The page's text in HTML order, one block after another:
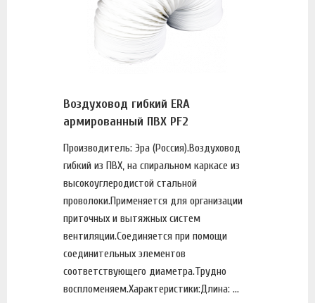
Воздуховод гибкий ERA
армированный ПВХ PF2
Производитель: Эра (Россия).Воздуховод
гибкий из ПВХ, на спиральном каркасе из
высокоуглеродистой стальной
проволоки.Применяется для организации
приточных и вытяжных систем
вентиляции.Соединяется при помощи
соединительных элементов
соответствующего диаметра.Трудно
воспломеняем.Характеристики:Длина: ...